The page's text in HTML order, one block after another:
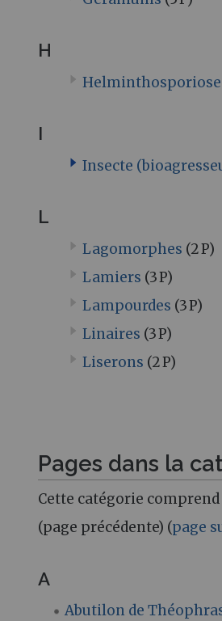
H
Helminthosporiose
I
Insecte
L
Lagomorphes (2 P)
Lamiers (3 P)
Lampourdes (3 P)
Linaires (3 P)
Liserons (2 P)
Pages dans la
Cette catégorie
(page précédente) (page
A
Abutilon de